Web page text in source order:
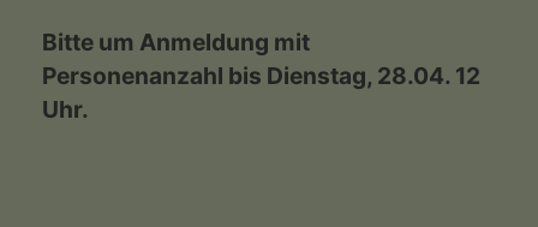
Bitte um Anmeldung mit
Personenanzahl bis Dienstag, 28.04. 12
Uhr.